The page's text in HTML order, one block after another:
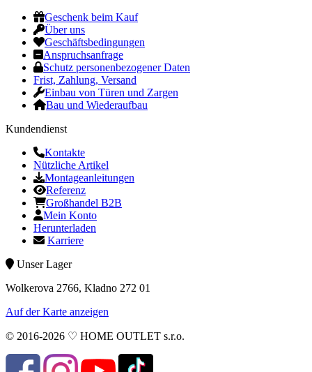
Geschenk beim Kauf
Über uns
Geschäftsbedingungen
Anspruchsanfrage
Schutz personenbezogener Daten
Frist, Zahlung, Versand
Einbau von Türen und Zargen
Bau und Wiederaufbau
Kundendienst
Kontakte
Nützliche Artikel
Montageanleitungen
Referenz
Großhandel B2B
Mein Konto
Herunterladen
Karriere
Unser Lager
Wolkerova 2766, Kladno 272 01
Auf der Karte anzeigen
© 2016-2026 ♡ HOME OUTLET s.r.o.